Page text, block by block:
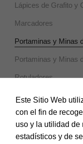
Lápices de Grafito y
Marcadores
Portaminas y Minas
Portaminas y Minas
Rotuladores
Horeca
Magic Box
Material Escolar
Este Sitio Web
con el fin de
uso y la utilidad de
estadísticos y de